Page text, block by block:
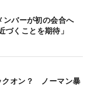
ンバーが初の会合へ
づくことを期待」
クオン？ ノーマン暴